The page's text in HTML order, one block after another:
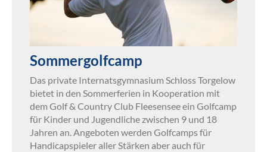
Sommergolfcamp
Das private Internatsgymnasium Schloss Torgelow
bietet in den Sommerferien in Kooperation mit
dem Golf & Country Club Fleesensee ein Golfcamp
für Kinder und Jugendliche zwischen 9 und 18
Jahren an. Angeboten werden Golfcamps für
Handicapspieler aller Stärken aber auch für